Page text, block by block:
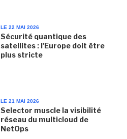
LE 22 MAI 2026
Sécurité quantique des
satellites : l'Europe doit être
plus stricte
LE 21 MAI 2026
Selector muscle la visibilité
réseau du multicloud de
NetOps